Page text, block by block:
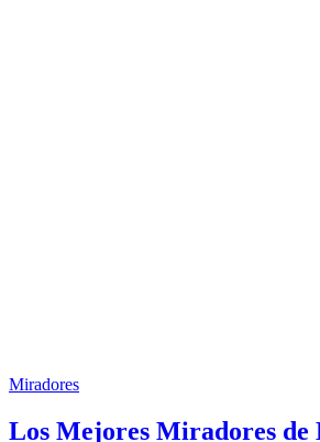
Miradores
Los Mejores Miradores de